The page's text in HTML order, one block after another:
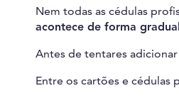
Nem todas as cédulas
acontece de forma gradual
Antes de tentares
Entre os cartões e cédulas